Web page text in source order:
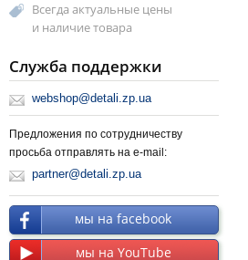
Всегда актуальные цены
и наличие товара
Служба поддержки
webshop@detali.zp.ua
Предложения по сотрудничеству
просьба отправлять на e-mail:
partner@detali.zp.ua
мы на facebook
мы на YouTube